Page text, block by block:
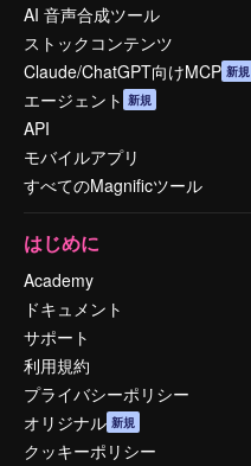
AI 音声合成ツール
ストックコンテンツ
Claude/ChatGPT向けMCP 新規
エージェント 新規
API
モバイルアプリ
すべてのMagnificツール
はじめに
Academy
ドキュメント
サポート
利用規約
プライバシーポリシー
オリジナル 新規
クッキーポリシー